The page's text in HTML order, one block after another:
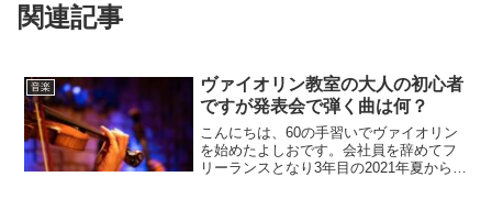
関連記事
音楽
ヴァイオリン教室の大人の初心者
ですが発表会で弾く曲は何？
こんにちは、60の手習いでヴァイオリン
を始めたよしおです。会社員を辞めてフ
リーランスとなり3年目の2021年夏からヴ